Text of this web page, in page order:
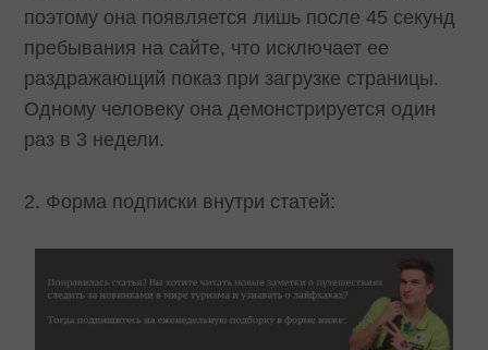
поэтому она появляется лишь после 45 секунд
пребывания на сайте, что исключает ее
раздражающий показ при загрузке страницы.
Одному человеку она демонстрируется один
раз в 3 недели.
2. Форма подписки внутри статей: